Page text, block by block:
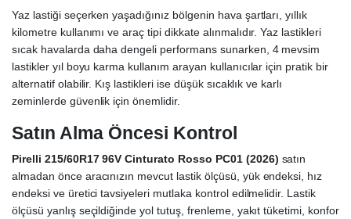
Yaz lastiği seçerken yaşadığınız bölgenin hava şartları, yıllık
kilometre kullanımı ve araç tipi dikkate alınmalıdır. Yaz lastikleri
sıcak havalarda daha dengeli performans sunarken, 4 mevsim
lastikler yıl boyu karma kullanım arayan kullanıcılar için pratik bir
alternatif olabilir. Kış lastikleri ise düşük sıcaklık ve karlı
zeminlerde güvenlik için önemlidir.
Satın Alma Öncesi Kontrol
Pirelli 215/60R17 96V Cinturato Rosso PC01 (2026) satın
almadan önce aracınızın mevcut lastik ölçüsü, yük endeksi, hız
endeksi ve üretici tavsiyeleri mutlaka kontrol edilmelidir. Lastik
ölçüsü yanlış seçildiğinde yol tutuş, frenleme, yakıt tüketimi, konfor